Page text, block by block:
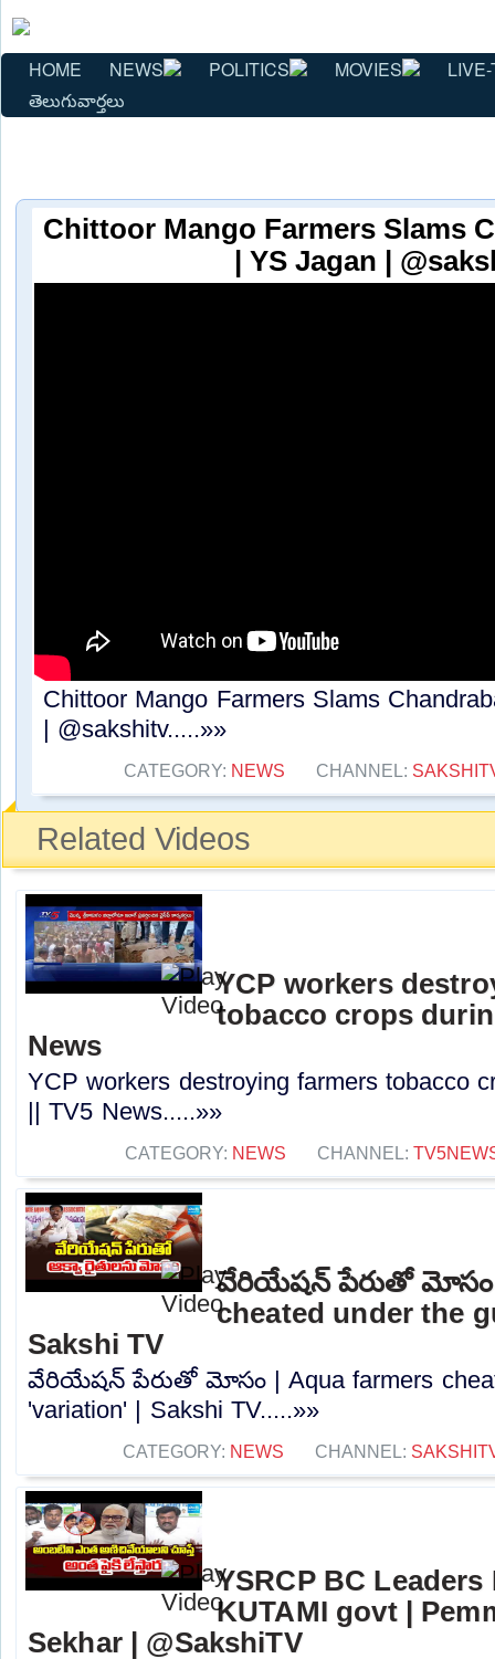
HOME NEWS POLITICS MOVIES
తెలుగువార్తలు
Chittoor Mango Farmers Slams
| YS Jagan |
Chittoor Mango Farmers Slams
| @sakshitv.....»»
CATEGORY: NEWS CHANNEL:
Related Videos
YCP workers
tobacco crops
News
YCP workers destroying farmers tobacco
|| TV5 News.....»»
CATEGORY: NEWS CHANNEL:
వేరియేషన్ పేరుతో మోసం
cheated under the
Sakshi TV
వేరియేషన్ పేరుతో మోసం | Aqua farmers
'variation' | Sakshi TV.....»»
CATEGORY: NEWS CHANNEL:
YSRCP BC
KUTAMI govt |
Sekhar | @SakshiTV